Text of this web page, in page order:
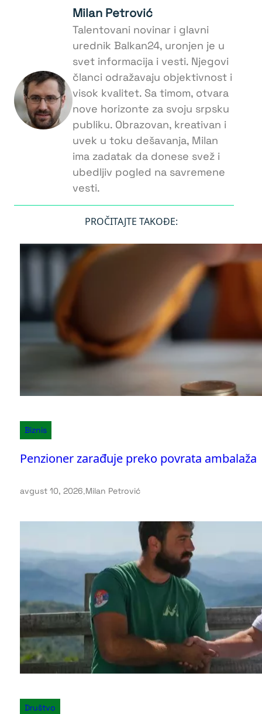
Milan Petrović
Talentovani novinar i glavni
urednik Balkan24, uronjen je u
svet informacija i vesti. Njegovi
članci odražavaju objektivnost i
visok kvalitet. Sa timom, otvara
nove horizonte za svoju srpsku
publiku. Obrazovan, kreativan i
uvek u toku dešavanja, Milan
ima zadatak da donese svež i
ubedljiv pogled na savremene
vesti.
PROČITAJTE TAKOĐE:
Biznis
Penzioner zarađuje preko povrata ambalaža
avgust 10, 2026.Milan Petrović
Društvo